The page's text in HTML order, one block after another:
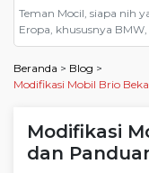
Teman Mocil, siapa nih
Eropa, khususnya
otomotif. Dari sekian
Seri 3 yang diproduksi
paling masuk akal.
bersahabat di pasar
Beranda > Blog >
Modifikasi Mobil Brio
Modifikasi
dan